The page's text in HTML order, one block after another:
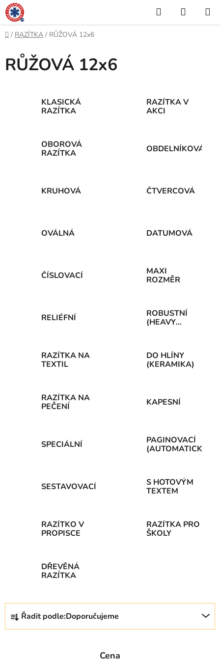
Přejít
na
obsah
Hledat
KOŠÍK
Domů
/ RAZÍTKA / RŮŽOVÁ 12x6
RŮŽOVÁ 12x6
KLASICKÁ
RAZÍTKA
RAZÍTKA V
AKCI
OBOROVÁ
RAZÍTKA
OBDELNÍKOVÁ
KRUHOVÁ ČTVERCOVÁ
OVÁLNÁ DATUMOVÁ
ČÍSLOVACÍ
MAXI
ROZMĚR
RELIÉFNÍ
ROBUSTNÍ
(HEAVY
RAZÍTKA NA
TEXTIL
DO HLÍNY
(KERAMIKA)
RAZÍTKA NA
PEČENÍ
KAPESNÍ
SPECIÁLNÍ
PAGINOVACÍ
(AUTOMATICKÁ)
SESTAVOVACÍ
S HOTOVÝM
TEXTEM
RAZÍTKO V
PROPISCE
RAZÍTKA PRO
ŠKOLY
DŘEVĚNÁ
RAZÍTKA
Ř
z
Řadit podle:Doporučujeme
Cena